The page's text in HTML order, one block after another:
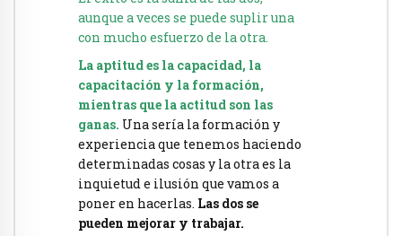
aunque a veces se puede suplir una
con mucho esfuerzo de la otra.
La aptitud es la capacidad, la
capacitación y la formación,
mientras que la actitud son las
ganas. Una sería la formación y
experiencia que tenemos haciendo
determinadas cosas y la otra es la
inquietud e ilusión que vamos a
poner en hacerlas. Las dos se
pueden mejorar y trabajar.